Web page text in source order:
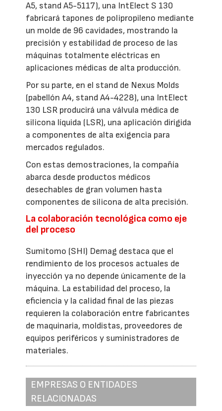
A5, stand A5-5117), una IntElect S 130
fabricará tapones de polipropileno mediante
un molde de 96 cavidades, mostrando la
precisión y estabilidad de proceso de las
máquinas totalmente eléctricas en
aplicaciones médicas de alta producción.
Por su parte, en el stand de Nexus Molds
(pabellón A4, stand A4-4228), una IntElect
130 LSR producirá una válvula médica de
silicona líquida (LSR), una aplicación dirigida
a componentes de alta exigencia para
mercados regulados.
Con estas demostraciones, la compañía
abarca desde productos médicos
desechables de gran volumen hasta
componentes de silicona de alta precisión.
La colaboración tecnológica como eje
del proceso
Sumitomo (SHI) Demag destaca que el
rendimiento de los procesos actuales de
inyección ya no depende únicamente de la
máquina. La estabilidad del proceso, la
eficiencia y la calidad final de las piezas
requieren la colaboración entre fabricantes
de maquinaria, moldistas, proveedores de
equipos periféricos y suministradores de
materiales.
EMPRESAS O ENTIDADES
RELACIONADAS